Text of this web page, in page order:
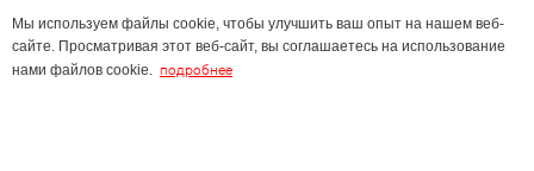
Мы используем файлы cookie, чтобы улучшить ваш опыт на нашем веб-
сайте. Просматривая этот веб-сайт, вы соглашаетесь на использование
нами файлов cookie. подробнее